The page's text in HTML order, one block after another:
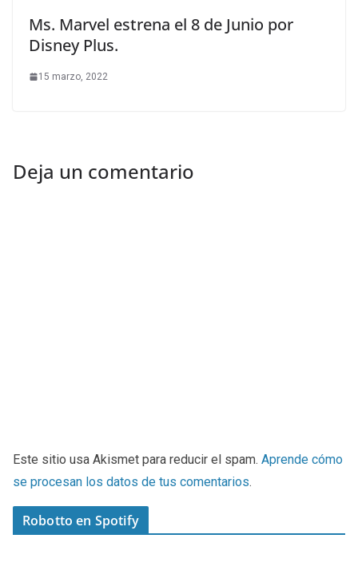
Ms. Marvel estrena el 8 de Junio por
Disney Plus.
15 marzo, 2022
Deja un comentario
Este sitio usa Akismet para reducir el spam. Aprende cómo
se procesan los datos de tus comentarios.
Robotto en Spotify